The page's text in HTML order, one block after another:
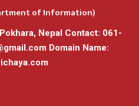
of Information)
Nepal Contact: 061-
Domain Name: